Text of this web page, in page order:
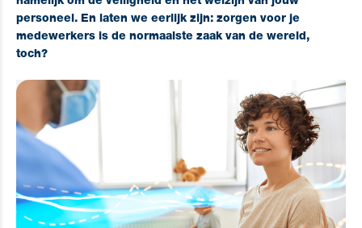
personeel. En laten we eerlijk zijn: zorgen voor je
medewerkers is de normaalste zaak van de wereld,
toch?